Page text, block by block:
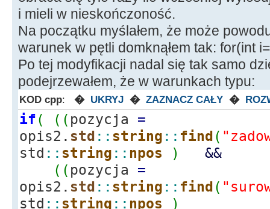
while(ostatnio[1]
}
if(i==2)
{
ostatnio[ 2] =
if( (ostatnio[ 2]
(
ostatnio[2] !=ostatnio [0])
)
{ continue ; }
else
{
ostatnio
--i ;
}
}
}
// poniżej losowanie cech z
przeciwstawnych, np. krasnolud z bujną
// nie może mieć cechy "łysy"
i mieli w nieskończoność.
Na początku myślałem, że może
warunek w pętli domknąłem tak: for(int
Po tej modyfikacji nadal się tak samo
podejrzewałem, że w warunkach typu:
KOD cpp: � UKRYJ � ZAZNACZ CAŁY �
if( ( ( pozycja =
opis2. std :: string :: find(
std :: string :: npos )
&&
( ( pozycja =
opis2. std :: string :: find(
std :: string :: npos
)